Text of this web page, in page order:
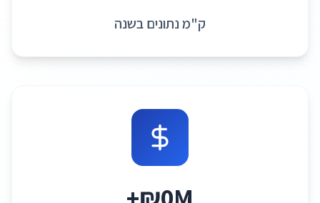
ק"מ נתונים בשנה